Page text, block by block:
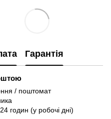
Гарантія
/ поштомат
годин (у робочі дні)